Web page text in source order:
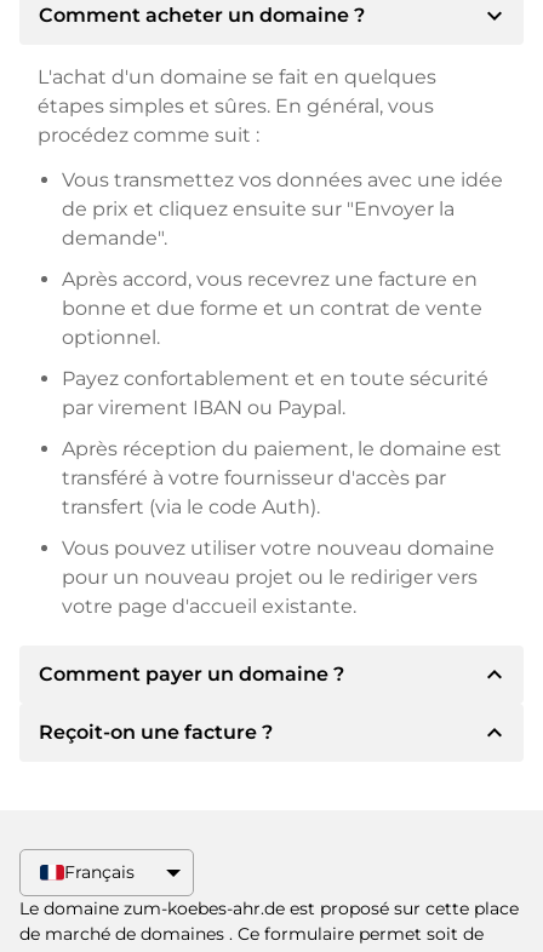
Comment acheter un domaine ? expand_more
L'achat d'un domaine se fait en quelques
étapes simples et sûres. En général, vous
procédez comme suit :
Vous transmettez vos données avec une idée
de prix et cliquez ensuite sur "Envoyer la
demande".
Après accord, vous recevrez une facture en
bonne et due forme et un contrat de vente
optionnel.
Payez confortablement et en toute sécurité
par virement IBAN ou Paypal.
Après réception du paiement, le domaine est
transféré à votre fournisseur d'accès par
transfert (via le code Auth).
Vous pouvez utiliser votre nouveau domaine
pour un nouveau projet ou le rediriger vers
votre page d'accueil existante.
Comment payer un domaine ? expand_less
Après un accord, le titulaire vous
proposera Paypal ou d'autres méthodes de
paiement.
Veuillez toujours mentionner le nom de
Reçoit-on une facture ? expand_less
élevé, vous recevrez également un contrat de
vente supplémentaire si vous le souhaitez.
Français
Le domaine zum-koebes-ahr.de est proposé sur cette place
de marché de domaines . Ce formulaire permet soit de